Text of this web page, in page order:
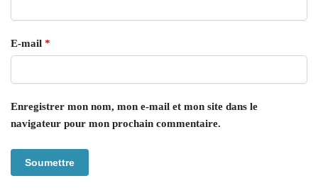
E-mail *
Enregistrer mon nom, mon e-mail et mon site dans le
navigateur pour mon prochain commentaire.